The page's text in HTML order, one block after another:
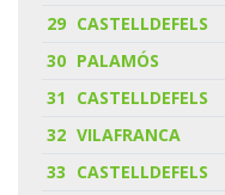
29 CASTELLDEFELS
30 PALAMÓS
31 CASTELLDEFELS
32 VILAFRANCA
33 CASTELLDEFELS